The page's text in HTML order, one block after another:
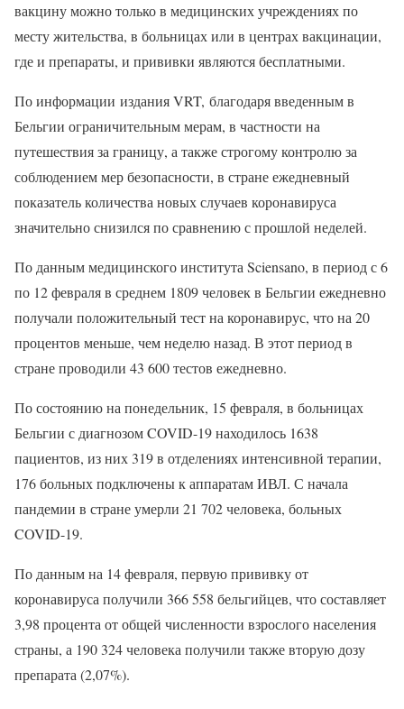
вакцину можно только в медицинских учреждениях по
месту жительства, в больницах или в центрах вакцинации,
где и препараты, и прививки являются бесплатными.
По информации издания VRT, благодаря введенным в
Бельгии ограничительным мерам, в частности на
путешествия за границу, а также строгому контролю за
соблюдением мер безопасности, в стране ежедневный
показатель количества новых случаев коронавируса
значительно снизился по сравнению с прошлой неделей.
По данным медицинского института Sciensano, в период с 6
по 12 февраля в среднем 1809 человек в Бельгии ежедневно
получали положительный тест на коронавирус, что на 20
процентов меньше, чем неделю назад. В этот период в
стране проводили 43 600 тестов ежедневно.
По состоянию на понедельник, 15 февраля, в больницах
Бельгии с диагнозом COVID-19 находилось 1638
пациентов, из них 319 в отделениях интенсивной терапии,
176 больных подключены к аппаратам ИВЛ. С начала
пандемии в стране умерли 21 702 человека, больных
COVID-19.
По данным на 14 февраля, первую прививку от
коронавируса получили 366 558 бельгийцев, что составляет
3,98 процента от общей численности взрослого населения
страны, а 190 324 человека получили также вторую дозу
препарата (2,07%).